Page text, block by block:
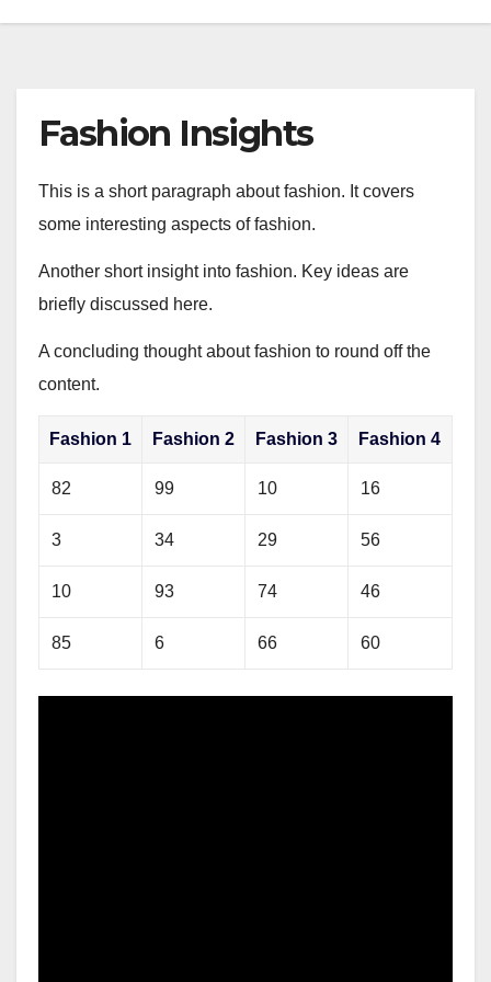
Fashion Insights
This is a short paragraph about fashion. It covers
some interesting aspects of fashion.
Another short insight into fashion. Key ideas are
briefly discussed here.
A concluding thought about fashion to round off the
content.
Fashion 1 Fashion 2 Fashion 3 Fashion 4
82 99 10 16
3 34 29 56
10 93 74 46
85 6 66 60